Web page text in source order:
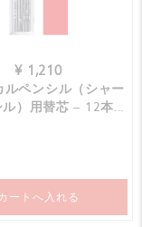
¥ 1,210
ルペンシル（シャー
）用替芯 – 12本入
カートへ入れる